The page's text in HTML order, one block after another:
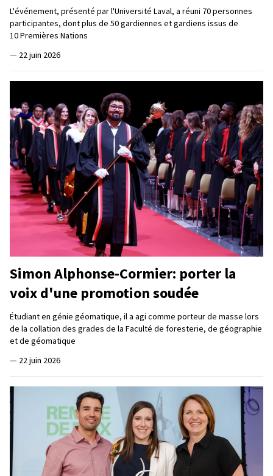
L'événement, présenté par l'Université Laval, a réuni 70 personnes
participantes, dont plus de 50 gardiennes et gardiens issus de
10 Premières Nations
— 22 juin 2026
Simon Alphonse-Cormier: porter la
voix d'une promotion soudée
Étudiant en génie géomatique, il a agi comme porteur de masse lors
de la collation des grades de la Faculté de foresterie, de géographie
et de géomatique
— 22 juin 2026